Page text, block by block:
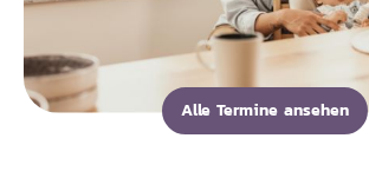
Alle Termine ansehen